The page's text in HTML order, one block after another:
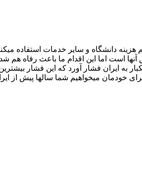
هزینه دانشگاه و سایر خدمات استفاده
است اما این اقدام ما باعث رفاه هم
به ایران فشار آورد که این فشار
میخواهیم شما سالها پیش از